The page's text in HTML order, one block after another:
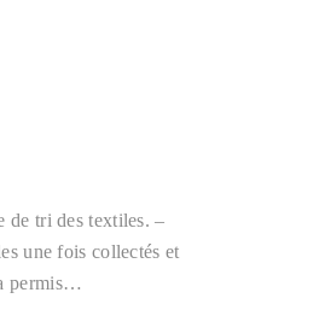
de tri des textiles. –
une fois collectés et
permis…